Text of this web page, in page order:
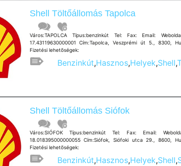
Shell Töltőállomás Tapolca
Város:TAPOLCA Típus:benzinkút Tel: Fax: Email:
17.43119630000001 Cím:Tapolca, Veszprémi út 5., 8300,
Fizetési lehetõségek:
Benzinkút,Hasznos,Helyek,Shell,
Shell Töltőállomás Siófok
Város:SIÓFOK Típus:benzinkút Tel: Fax: Email:
18.018395000000055 Cím:Siófok, Siófoki utca 29., 8600,
Fizetési lehetõségek:
Benzinkút,Hasznos,Helyek,Shell,